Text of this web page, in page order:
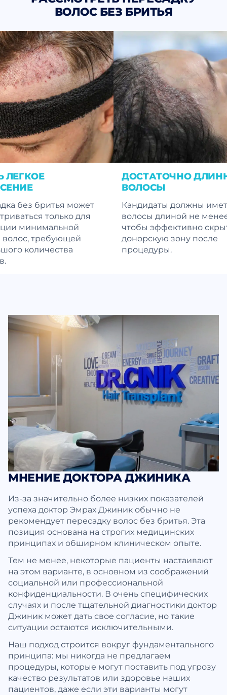
ВОЛОС БЕЗ БРИТЬЯ
ЛЕГКОЕ
без бритья может
только для
минимальной
волос, требующей
количества
ДОСТАТОЧНО
ВОЛОСЫ
Кандидаты должны
волосы длиной не
чтобы эффективно
донорскую зону после
процедуры.
МНЕНИЕ ДОКТОРА ДЖИНИКА
Из-за значительно более низких показателей
успеха доктор Эмрах Джиник обычно не
рекомендует пересадку волос без бритья. Эта
позиция основана на строгих медицинских
принципах и обширном клиническом опыте.
Тем не менее, некоторые пациенты настаивают
на этом варианте, в основном из соображений
социальной или профессиональной
конфиденциальности. В очень специфических
случаях и после тщательной диагностики доктор
Джиник может дать свое согласие, но такие
ситуации остаются исключительными.
Наш подход строится вокруг фундаментального
принципа: мы никогда не предлагаем
процедуры, которые могут поставить под угрозу
качество результатов или здоровье наших
пациентов, даже если эти варианты могут